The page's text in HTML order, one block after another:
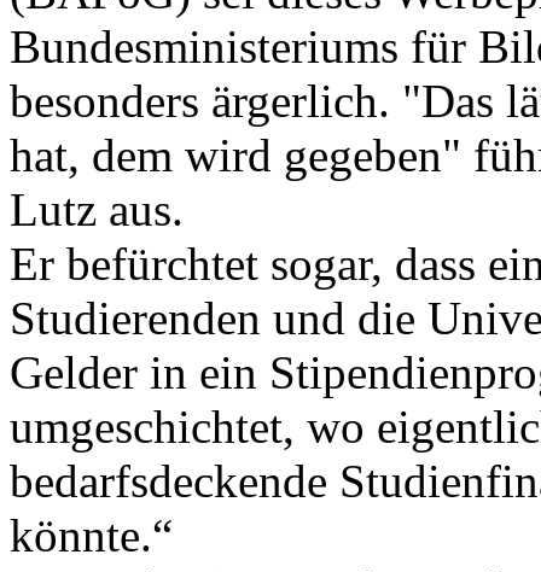
Bundesministeriums für
besonders ärgerlich. "Das
hat, dem wird gegeben"
Lutz aus.
Er befürchtet sogar, dass
Studierenden und die
Gelder in ein
umgeschichtet, wo
bedarfsdeckende
könnte.“